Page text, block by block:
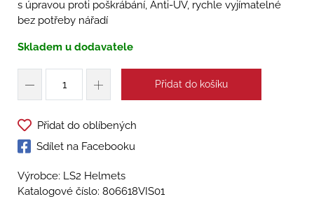
s úpravou proti poškrábání, Anti-UV, rychle vyjímatelné
bez potřeby nářadí
Skladem u dodavatele
Přidat do košíku
Přidat do oblíbených
Sdílet na Facebooku
Výrobce: LS2 Helmets
Katalogové číslo: 806618VIS01